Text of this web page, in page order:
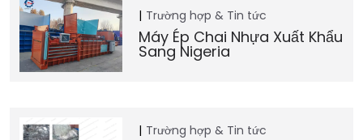
Trường hợp & Tin tức
Máy Ép Chai Nhựa Xuất Khẩu
Sang Nigeria
Trường hợp & Tin tức